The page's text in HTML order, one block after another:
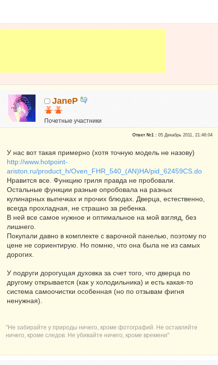
JaneP
Почетные участники
Ответ №1 :05 Декабрь 2011, 21:46:04
У нас вот такая примерно (хотя точную модель не назову)
http://www.hotpoint-
ariston.ru/product_h/Oven_FHR_540_(AN)HA/pid_62459CS.do
Нравится все. Функцию гриля правда не пробовали.
Остальные функции разные опробовала на разных
кулинарных выпечках и прочих блюдах. Дверца, естественно,
всегда прохладная, не страшно за ребенка.
В ней все самое нужное и оптимальное на мой взгляд, без
лишнего.
Покупали давно в комплекте с варочной панелью, поэтому по
цене не сориентирую. Но помню, что она была не из самых
дорогих.
У подруги дорогущая духовка за счет того, что дверца по
другому открывается (как у холодильника) и есть какая-то
система самоочистки особенная (но по отзывам фигня
ненужная).
"Не забирайте у природы ничего, кроме фотографий. Не оставляйте
ничего, кроме следов. Не убивайте ничего, кроме времени"